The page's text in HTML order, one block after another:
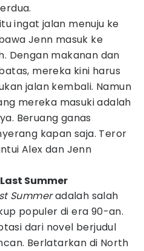
ingat jalan menuju ke
Jenn masuk ke
Dengan makanan dan
mereka kini harus
jalan kembali. Namun
mereka masuki adalah
Beruang ganas
kapan saja. Teror
Alex dan Jenn
Summer
Summeradalah salah
populer di era 90-an.
dari novel berjudul
Berlatarkan di North